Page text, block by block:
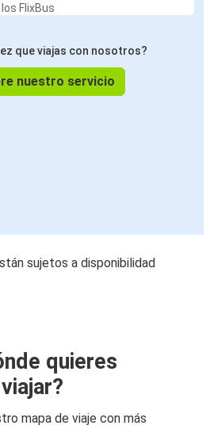
FlixBus
que viajas con nosotros?
nuestro servicio
sujetos a disponibilidad
quieres
viajar?
mapa de viaje con más